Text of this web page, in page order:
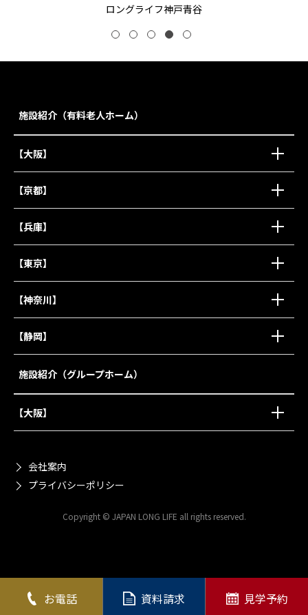
ロングライフ神戸青谷
施設紹介（有料老人ホーム）
【大阪】
【京都】
【兵庫】
【東京】
【神奈川】
【静岡】
施設紹介（グループホーム）
【大阪】
会社案内
プライバシーポリシー
Copyright © JAPAN LONG LIFE all rights reserved.
お電話 資料請求 見学予約